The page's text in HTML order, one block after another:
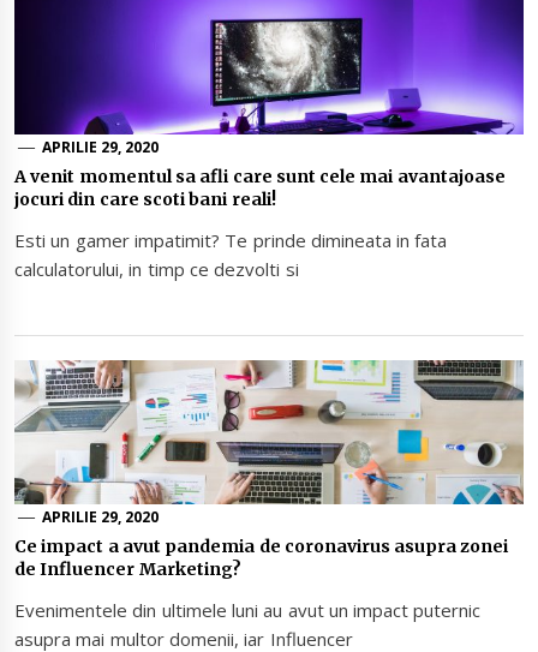
APRILIE 29, 2020
A venit momentul sa afli care sunt cele mai avantajoase
jocuri din care scoti bani reali!
Esti un gamer impatimit? Te prinde dimineata in fata
calculatorului, in timp ce dezvolti si
APRILIE 29, 2020
Ce impact a avut pandemia de coronavirus asupra zonei
de Influencer Marketing?
Evenimentele din ultimele luni au avut un impact puternic
asupra mai multor domenii, iar Influencer